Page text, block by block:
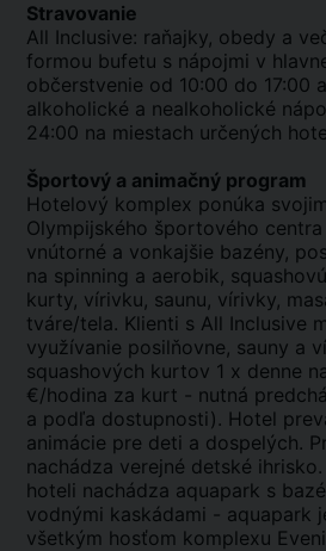
Stravovanie
All Inclusive: raňajky, obedy a
formou bufetu s nápojmi v
občerstvenie od 10:00 do 17:00
alkoholické a nealkoholické
24:00 na miestach určených
Športový a animačný program
Hotelový komplex ponúka
Olympijského športového
vnútorné a vonkajšie bazény,
na spinning a aerobik,
kurty, vírivku, saunu, vírivky,
tváre/tela. Klienti s All Inclusive
využívanie posilňovne, sauny a
squashových kurtov 1 x denne
€/hodina za kurt - nutná
a podľa dostupnosti). Hotel
animácie pre deti a dospelých.
nachádza verejné detské
hoteli nachádza aquapark s
vodnými kaskádami - aquapark
všetkým hosťom komplexu